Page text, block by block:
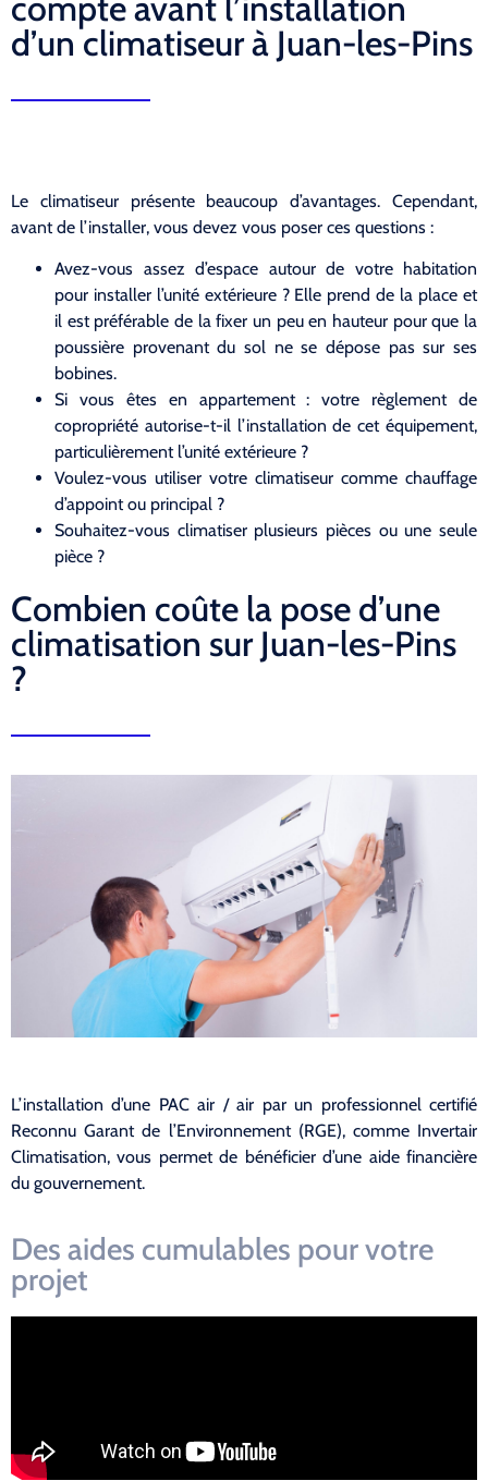
compte avant l’installation
d’un climatiseur à Juan-les-Pins
Le climatiseur présente beaucoup d’avantages. Cependant,
avant de l’installer, vous devez vous poser ces questions :
Avez-vous assez d’espace autour de votre habitation
pour installer l’unité extérieure ? Elle prend de la place et
il est préférable de la fixer un peu en hauteur pour que la
poussière provenant du sol ne se dépose pas sur ses
bobines.
Si vous êtes en appartement : votre règlement de
copropriété autorise-t-il l’installation de cet équipement,
particulièrement l’unité extérieure ?
Voulez-vous utiliser votre climatiseur comme chauffage
d’appoint ou principal ?
Souhaitez-vous climatiser plusieurs pièces ou une seule
pièce ?
Combien coûte la pose d’une
climatisation sur Juan-les-Pins
?
L’installation d’une PAC air / air par un professionnel certifié
Reconnu Garant de l’Environnement (RGE), comme Invertair
Climatisation, vous permet de bénéficier d’une aide financière
du gouvernement.
Des aides cumulables pour votre
projet